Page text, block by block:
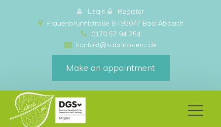
Login
Register
Frauenbrünnlstraße 8 | 93077 Bad Abbach
0170 57 94 754
kontakt@sabrina-lenz.de
Make an appointment